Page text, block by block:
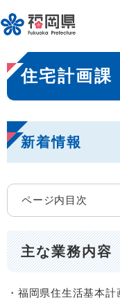
ー
ジ
先
頭
で
。
メ
本
文
住宅計画課
新着情報
ページ内目次
主な業務内容
・福岡県住生活基本